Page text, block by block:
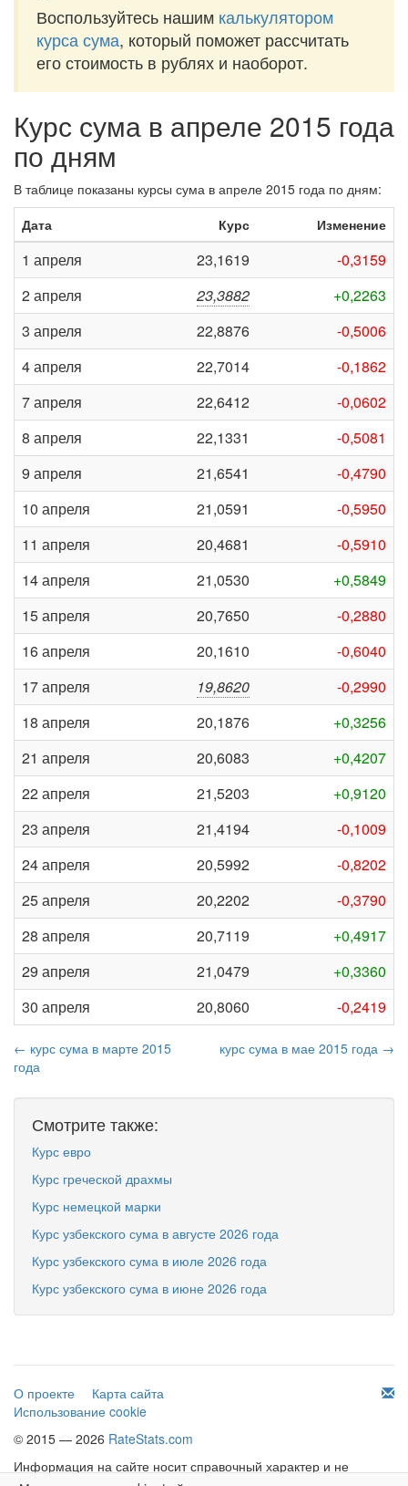
Воспользуйтесь нашим калькулятором
курса сума, который поможет рассчитать
его стоимость в рублях и наоборот.
Курс сума в апреле 2015 года
по дням
В таблице показаны курсы сума в апреле 2015 года по дням:
Дата
Курс Изменение
1 апреля 23,1619
-0,3159
2 апреля
23,3882
+0,2263
3 апреля
22,8876
-0,5006
4 апреля
22,7014
-0,1862
7 апреля
22,6412
-0,0602
8 апреля
22,1331
-0,5081
9 апреля
21,6541
-0,4790
10 апреля
21,0591
-0,5950
11 апреля
20,4681
-0,5910
14 апреля
21,0530
+0,5849
15 апреля
20,7650
-0,2880
16 апреля
20,1610
-0,6040
17 апреля
19,8620
-0,2990
18 апреля
20,1876
+0,3256
21 апреля
20,6083
+0,4207
22 апреля
21,5203
+0,9120
23 апреля
21,4194
-0,1009
24 апреля
20,5992
-0,8202
25 апреля
20,2202
-0,3790
28 апреля
20,7119
+0,4917
29 апреля
21,0479
+0,3360
30 апреля
20,8060 -0,2419
← курс сума в марте 2015
года
курс сума в мае 2015 года →
Смотрите также:
Курс евро
Курс греческой драхмы
Курс немецкой марки
Курс узбекского сума в августе 2026 года
Курс узбекского сума в июле 2026 года
Курс узбекского сума в июне 2026 года
О проекте
Карта сайта
Использование cookie
© 2015 — 2026 RateStats.com
Информация на сайте носит справочный характер и не